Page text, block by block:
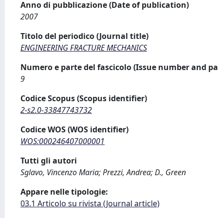
Anno di pubblicazione (Date of publication)
2007
Titolo del periodico (Journal title)
ENGINEERING FRACTURE MECHANICS
Numero e parte del fascicolo (Issue number and
9
Codice Scopus (Scopus identifier)
2-s2.0-33847743732
Codice WOS (WOS identifier)
WOS:000246407000001
Tutti gli autori
Sglavo, Vincenzo Maria; Prezzi, Andrea; D., Green
Appare nelle tipologie:
03.1 Articolo su rivista (Journal article)